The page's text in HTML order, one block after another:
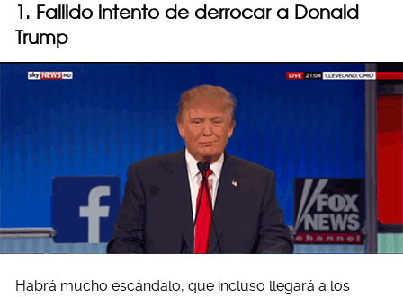
1. Fallido intento de derrocar a Donald
Trump
Habrá mucho escándalo, que incluso llegará a los